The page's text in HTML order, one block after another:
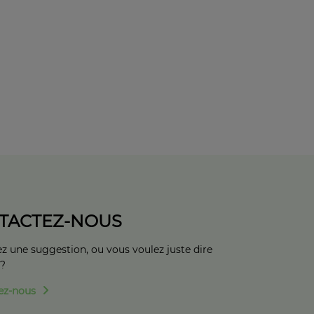
NOUS
une suggestion, ou vous voulez juste dire
nous